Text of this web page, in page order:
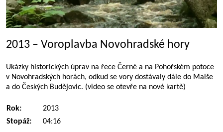
2013 – Voroplavba Novohradské hory
Ukázky historických úprav na řece Černé a na Pohořském potoce
v Novohradských horách, odkud se vory dostávaly dále do Malše
a do Českých Budějovic. (video se otevře na nové kartě)
Rok:
2013
Stopáž:
04:16